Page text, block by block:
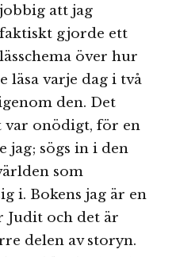
jobbig att jag
faktiskt gjorde ett
lässchema över hur
läsa varje dag i två
den. Det
var onödigt, för en
jag; sögs in i den
som
i. Bokens jag är en
Judit och det är
delen av storyn.